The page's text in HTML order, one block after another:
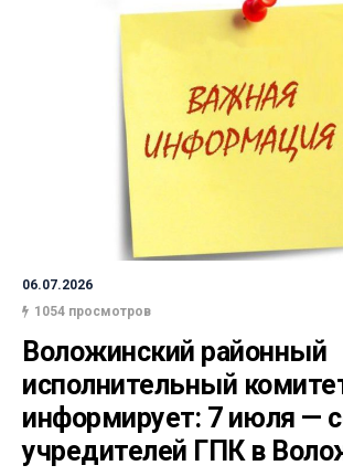
06.07.2026
1054 просмотров
Воложинский районный
исполнительный
информирует: 7 июля —
учредителей ГПК в